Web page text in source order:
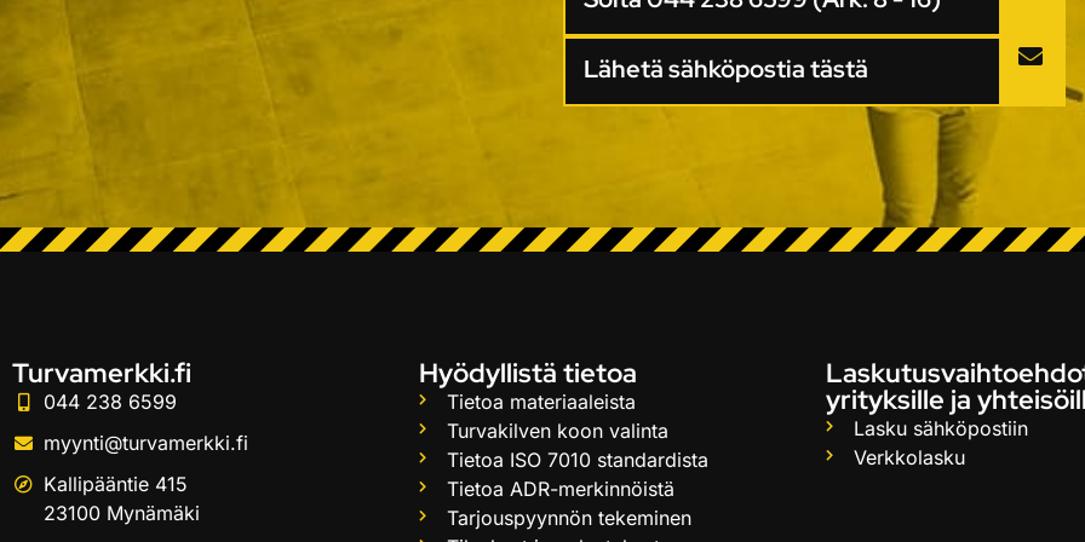
Lähetä sähköpostia tästä
Turvamerkki.fi
044 238 6599
myynti@turvamerkki.fi
Kallipääntie 415
23100 Mynämäki
Hyödyllistä tietoa
Tietoa materiaaleista
Turvakilven koon valinta
Tietoa ISO 7010 standardista
Tietoa ADR-merkinnöistä
Tarjouspyynnön tekeminen
yrityksille ja
Lasku sähköpostiin
Verkkolasku